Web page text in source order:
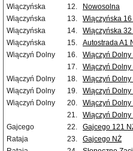
Wiączyńska
12. Nowosolna
Wiączyńska
13. Wiączyńska 16
Wiączyńska
14. Wiączyńska 32
Wiączyńska
15. Autostrada A1
Wiączyń Dolny
16. Wiączyń Dolny
17.
Wiączyń Dolny
Wiączyń Dolny
18. Wiączyń Dolny
Wiączyń Dolny
19. Wiączyń Dolny
Wiączyń Dolny
20. Wiączyń Dolny
21.
Wiączyń Dolny
Gajcego
22. Gajcego 121
Rataja
23. Gajcego NŻ